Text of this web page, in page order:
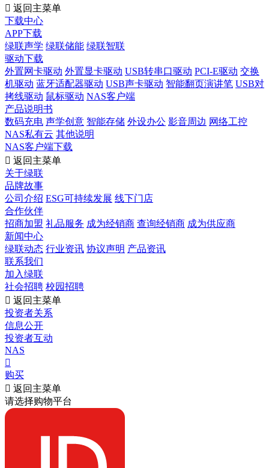
 返回主菜单
下载中心
APP下载
绿联声学 绿联储能 绿联智联
驱动下载
外置网卡驱动 外置显卡驱动 USB转串口驱动 PCI-E驱动 交换
机驱动 蓝牙适配器驱动 USB声卡驱动 智能翻页演讲笔 USB对
拷线驱动 鼠标驱动 NAS客户端
产品说明书
数码充电 声学创意 智能存储 外设办公 影音周边 网络工控
NAS私有云 其他说明
NAS客户端下载
 返回主菜单
关于绿联
品牌故事
公司介绍 ESG可持续发展 线下门店
合作伙伴
招商加盟 礼品服务 成为经销商 查询经销商 成为供应商
新闻中心
绿联动态 行业资讯 协议声明 产品资讯
联系我们
加入绿联
社会招聘 校园招聘
 返回主菜单
投资者关系
信息公开
投资者互动
NAS

购买
 返回主菜单
请选择购物平台